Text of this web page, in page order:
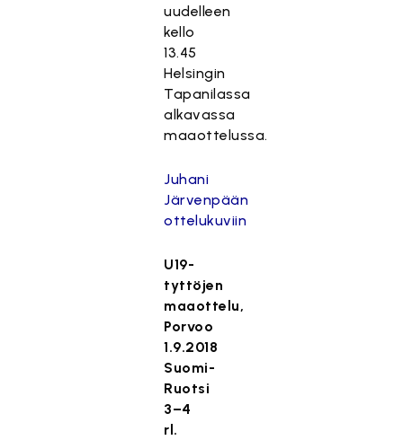
uudelleen
kello
13.45
Helsingin
Tapanilassa
alkavassa
maaottelussa.
Juhani
Järvenpään
ottelukuviin
U19-
tyttöjen
maaottelu,
Porvoo
1.9.2018
Suomi-
Ruotsi
3–4
rl.